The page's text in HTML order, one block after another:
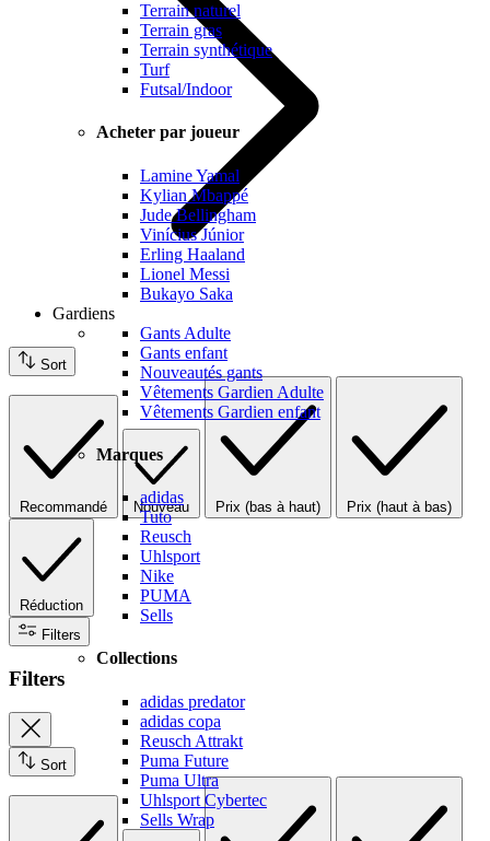
Terrain naturel
Terrain gras
Terrain synthétique
Turf
Futsal/Indoor
Acheter par joueur
Lamine Yamal
Kylian Mbappé
Jude Bellingham
Vinícius Júnior
Erling Haaland
Lionel Messi
Bukayo Saka
Gardiens
Gants Adulte
Gants enfant
Nouveautés gants
Vêtements Gardien Adulte
Vêtements Gardien enfant
Marques
adidas
Tuto
Reusch
Uhlsport
Nike
PUMA
Sells
Collections
adidas predator
adidas copa
Reusch Attrakt
Puma Future
Puma Ultra
Uhlsport Cybertec
Sells Wrap
Sort
Recommandé Nouveau Prix (bas à haut) Prix (haut à bas)
Réduction
Filters
Filters
Sort